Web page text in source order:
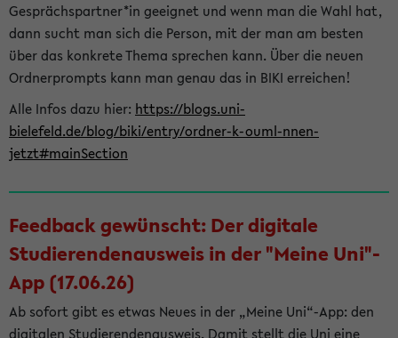
Gesprächspartner*in geeignet und wenn man die Wahl hat,
dann sucht man sich die Person, mit der man am besten
über das konkrete Thema sprechen kann. Über die neuen
Ordnerprompts kann man genau das in BIKI erreichen!
Alle Infos dazu hier: https://blogs.uni-
bielefeld.de/blog/biki/entry/ordner-k-ouml-nnen-
jetzt#mainSection
Feedback gewünscht: Der digitale
Studierendenausweis in der "Meine Uni"-
App (17.06.26)
Ab sofort gibt es etwas Neues in der „Meine Uni“-App: den
digitalen Studierendenausweis. Damit stellt die Uni eine